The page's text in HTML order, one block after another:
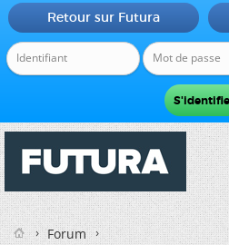
Retour sur Futura
Forum